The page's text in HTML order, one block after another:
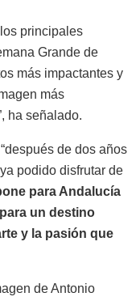
principales
Grande de
más impactantes y
más
ha señalado.
de dos años
podido disfrutar de
para Andalucía
un destino
y la pasión que
de Antonio